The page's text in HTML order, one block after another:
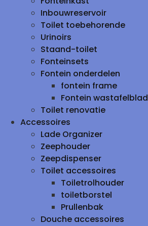
Inbouwreservoir
Toilet toebehorende
Urinoirs
Staand-toilet
Fonteinsets
Fontein onderdelen
fontein frame
Fontein wastafelblad
Toilet renovatie
Accessoires
Lade Organizer
Zeephouder
Zeepdispenser
Toilet accessoires
Toiletrolhouder
toiletborstel
Prullenbak
Douche accessoires